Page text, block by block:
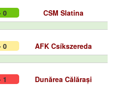
0 CSM Slatina
0 AFK Csíkszereda
1 Dunărea Călărași